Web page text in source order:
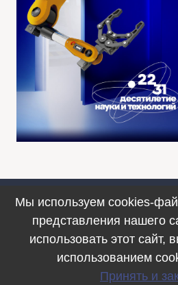
© 1990–2025. ФИЦ
Мы используем cookies-
представления нашего
использовать этот сайт,
использованием
Принять и